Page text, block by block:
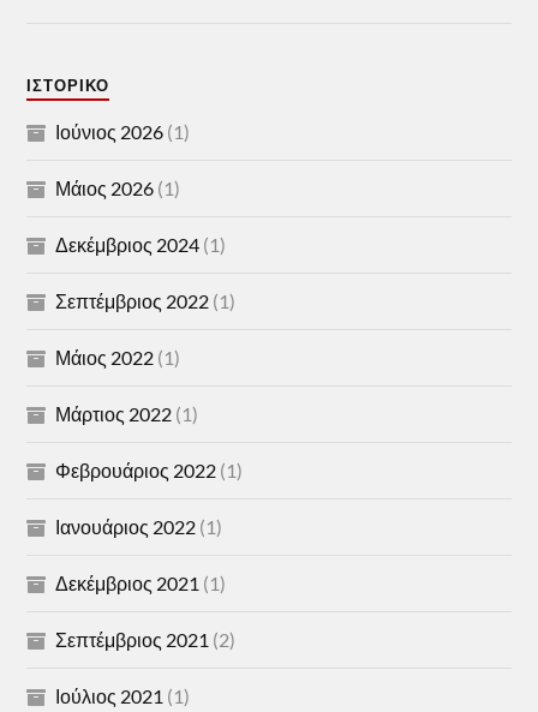
ΙΣΤΟΡΙΚΌ
Ιούνιος 2026 (1)
Μάιος 2026 (1)
Δεκέμβριος 2024 (1)
Σεπτέμβριος 2022 (1)
Μάιος 2022 (1)
Μάρτιος 2022 (1)
Φεβρουάριος 2022 (1)
Ιανουάριος 2022 (1)
Δεκέμβριος 2021 (1)
Σεπτέμβριος 2021 (2)
Ιούλιος 2021 (1)